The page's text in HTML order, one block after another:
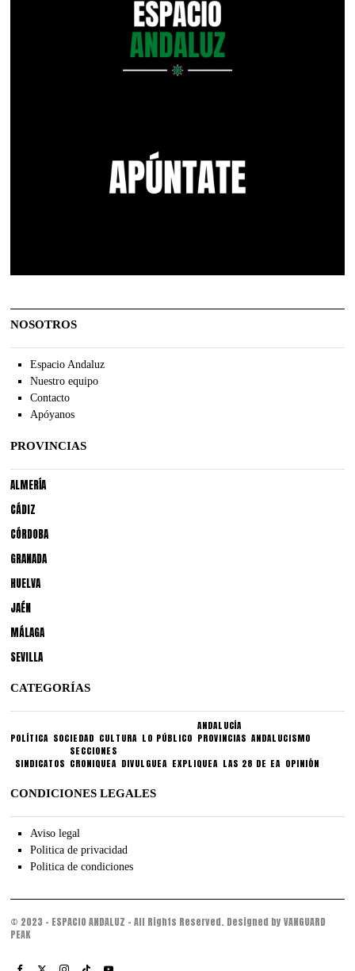
NOSOTROS
Espacio Andaluz
Nuestro equipo
Contacto
Apóyanos
PROVINCIAS
ALMERÍA
CÁDIZ
CÓRDOBA
GRANADA
HUELVA
JAÉN
MÁLAGA
SEVILLA
CATEGORÍAS
POLÍTICA SOCIEDAD CULTURA LO PÚBLICO
ANDALUCÍA
PROVINCIAS ANDALUCISMO
SINDICATOS
SECCIONES
CRONIQUEA DIVULGUEA EXPLIQUEA LAS 28 DE EA OPINIÓN
CONDICIONES LEGALES
Aviso legal
Politica de privacidad
Politica de condiciones
© 2023 - ESPACIO ANDALUZ - All Rights Reserved. Designed by VANGUARD
PEAK